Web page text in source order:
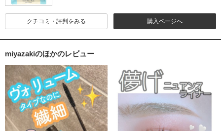
購入ページへ
クチコミ・評判をみる
miyazakiのほかのレビュー